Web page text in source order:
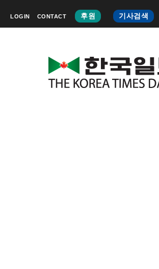
LOGIN CONTACT 후원 기사검색